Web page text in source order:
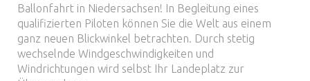
Ballonfahrt in Niedersachsen! In Begleitung eines
qualifizierten Piloten können Sie die Welt aus einem
ganz neuen Blickwinkel betrachten. Durch stetig
wechselnde Windgeschwindigkeiten und
Windrichtungen wird selbst Ihr Landeplatz zur